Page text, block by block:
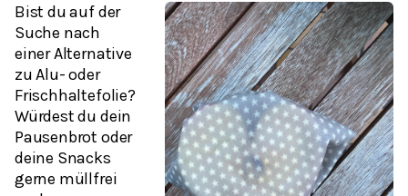
Bist du auf der
Suche nach
einer Alternative
zu Alu- oder
Frischhaltefolie?
Würdest du dein
Pausenbrot oder
deine Snacks
gerne müllfrei